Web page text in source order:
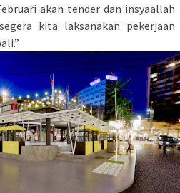
akan tender dan insyaallah
kita laksanakan pekerjaan